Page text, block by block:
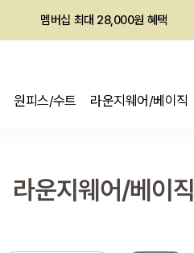
멤버십 최대 28,000원 혜택
원피스/수트 라운지웨어/베이직
라운지웨어/베이직